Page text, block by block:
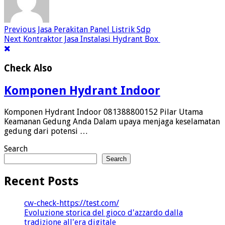
Previous Jasa Perakitan Panel Listrik Sdp
Next Kontraktor Jasa Instalasi Hydrant Box
Check Also
Komponen Hydrant Indoor
Komponen Hydrant Indoor 081388800152 Pilar Utama
Keamanan Gedung Anda Dalam upaya menjaga keselamatan
gedung dari potensi …
Search
Search
Recent Posts
cw-check-https://test.com/
Evoluzione storica del gioco d'azzardo dalla
tradizione all'era digitale